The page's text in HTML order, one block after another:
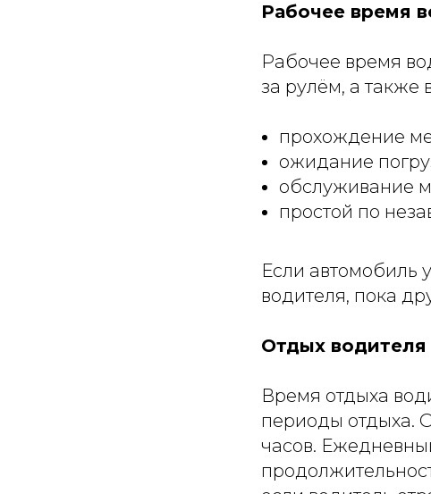
Рабочее время
Рабочее время
за рулём, а также
прохождение
ожидание
обслуживание
простой по
Если автомобиль
водителя, пока
Отдых водителя
Время отдыха
периоды отдыха.
часов.